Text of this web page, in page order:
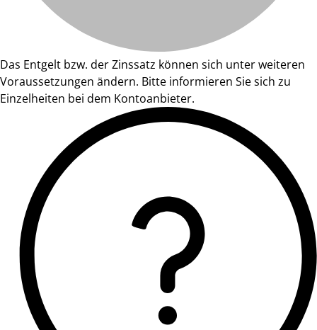
Das Entgelt bzw. der Zinssatz können sich unter weiteren
Voraussetzungen ändern. Bitte informieren Sie sich zu
Einzelheiten bei dem Kontoanbieter.